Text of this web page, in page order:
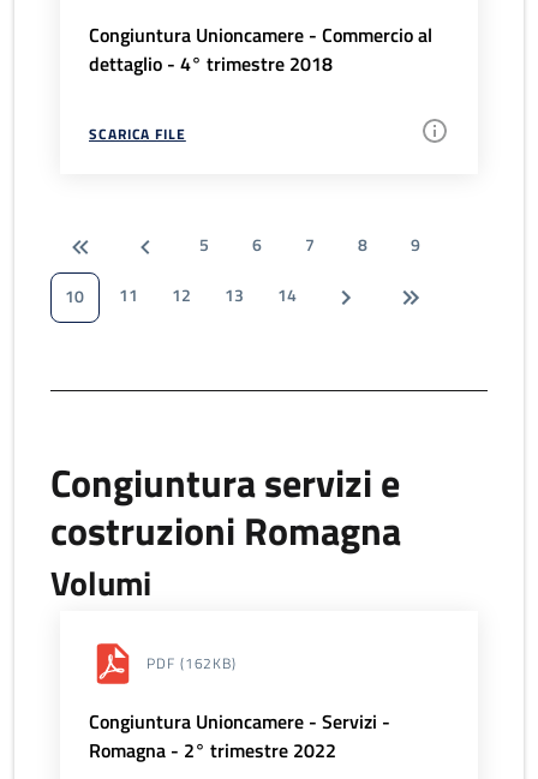
Congiuntura Unioncamere - Commercio al
dettaglio - 4° trimestre 2018
SCARICA FILE
5 6 7 8
9
10
11 12 13 14
Congiuntura servizi e
costruzioni Romagna
Volumi
PDF (162KB)
Congiuntura Unioncamere - Servizi -
Romagna - 2° trimestre 2022